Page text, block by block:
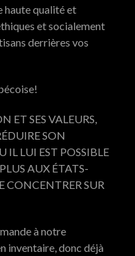
haute qualité et
et socialement
derrières vos
ET SES VALEURS,
SON
IL LUI EST POSSIBLE
AUX ÉTATS-
CONCENTRER SUR
à notre
inventaire, donc déjà